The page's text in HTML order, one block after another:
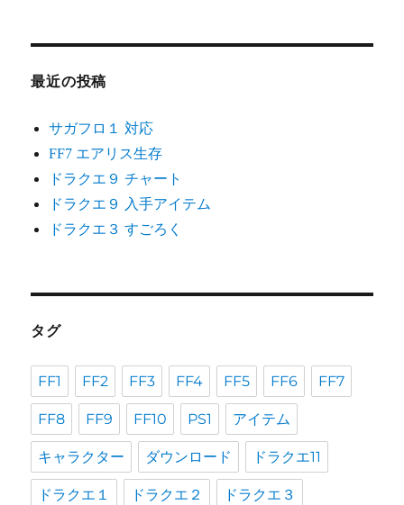
最近の投稿
サガフロ１ 対応
FF7 エアリス生存
ドラクエ９ チャート
ドラクエ９ 入手アイテム
ドラクエ３ すごろく
タグ
FF1 FF2 FF3 FF4 FF5 FF6 FF7
FF8 FF9 FF10 PS1 アイテム
キャラクター ダウンロード ドラクエ11
ドラクエ１ ドラクエ２ ドラクエ３